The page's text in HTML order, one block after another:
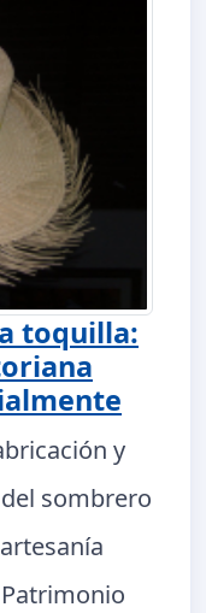
toquilla:
y
sombrero